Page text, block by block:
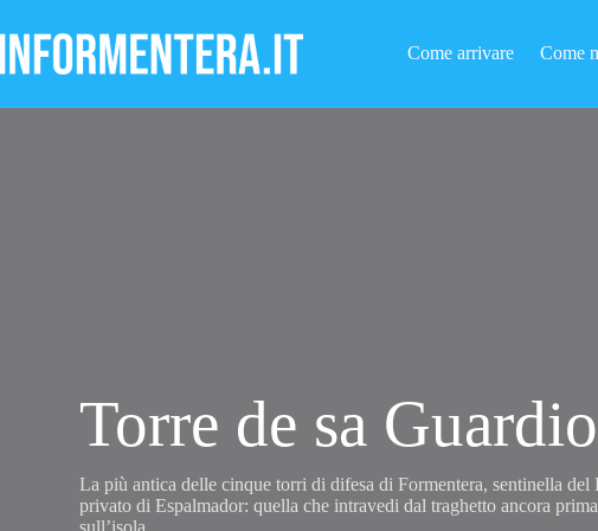
al
contenuto
Come arrivare Come
Torre de sa
La più antica delle cinque torri di difesa di Formentera, sentinella del
privato di Espalmador: quella che intravedi dal traghetto ancora
sull’isola.